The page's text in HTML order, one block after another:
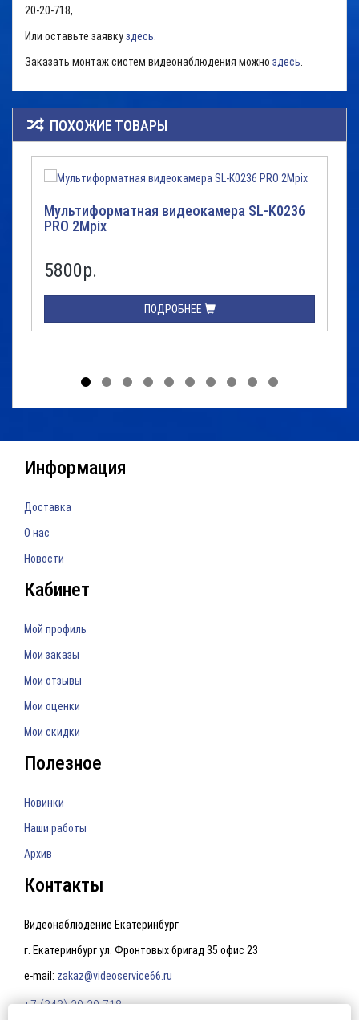
20-20-718,
Или оставьте заявкуздесь.
Заказать монтаж систем видеонаблюдения можно здесь
ПОХОЖИЕ ТОВАРЫ
Мультиформатная видеокамера SL-K0236
PRO 2Mpix
5800р.
ПОДРОБНЕЕ
Информация
Доставка
О нас
Новости
Кабинет
Мой профиль
Мои заказы
Мои отзывы
Мои оценки
Мои скидки
Полезное
Новинки
Наши работы
Архив
Контакты
Видеонаблюдение Екатеринбург
г. Екатеринбург ул. Фронтовых бригад 35 офис 23
e-mail: zakaz@videoservice66.ru
+7 (343) 20-20-718